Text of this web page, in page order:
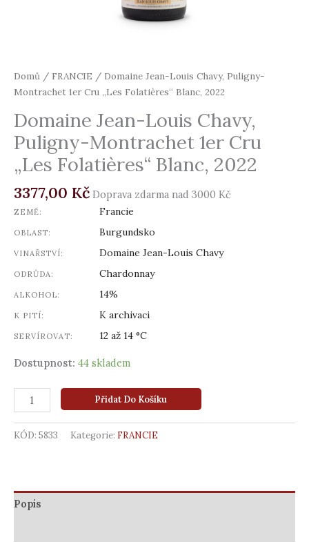
Domů / FRANCIE / Domaine Jean-Louis Chavy, Puligny-
Montrachet 1er Cru „Les Folatières“ Blanc, 2022
Domaine Jean-Louis Chavy,
Puligny-Montrachet 1er Cru
„Les Folatières“ Blanc, 2022
3377,00 Kč Doprava zdarma nad 3000 Kč
ZEMĚ: Francie
OBLAST: Burgundsko
VINAŘSTVÍ: Domaine Jean-Louis Chavy
ODRŮDA: Chardonnay
ALKOHOL: 14%
K PITÍ: K archivaci
SERVÍROVAT: 12 až 14 °C
Dostupnost: 44 skladem
Přidat Do Košíku
KÓD: 5833 Kategorie: FRANCIE
Popis